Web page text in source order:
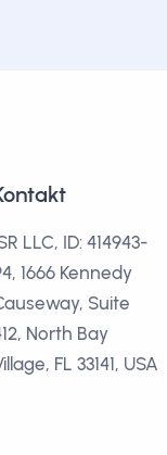
LLC, ID: 414943-
1666 Kennedy
Suite
North Bay
FL 33141, USA